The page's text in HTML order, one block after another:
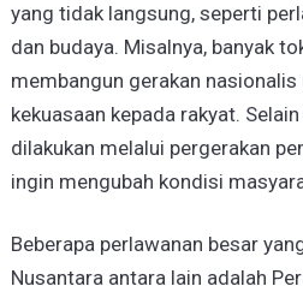
yang tidak langsung, seperti
dan budaya. Misalnya, banyak
membangun gerakan
kekuasaan kepada rakyat.
dilakukan melalui pergerakan
ingin mengubah kondisi
Beberapa perlawanan besar
Nusantara antara lain adalah